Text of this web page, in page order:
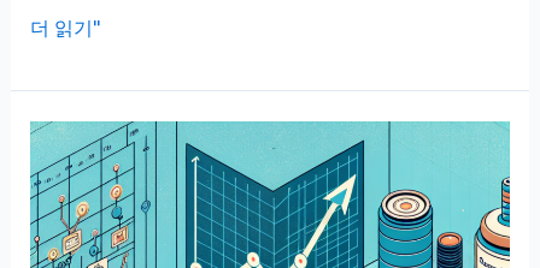
비
스
글
로
벌
로
지
더 읽기"